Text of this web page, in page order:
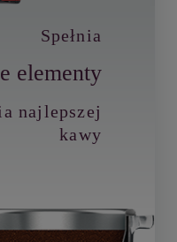
Spełnia
elementy
najlepszej
kawy